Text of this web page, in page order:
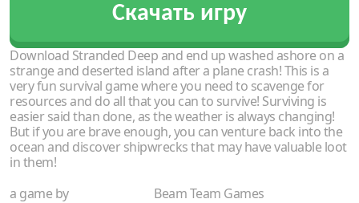
Скачать игру
Download Stranded Deep and end up washed ashore on a
strange and deserted island after a plane crash! This is a
very fun survival game where you need to scavenge for
resources and do all that you can to survive! Surviving is
easier said than done, as the weather is always changing!
But if you are brave enough, you can venture back into the
ocean and discover shipwrecks that may have valuable loot
in them!
a game by
Beam Team Games